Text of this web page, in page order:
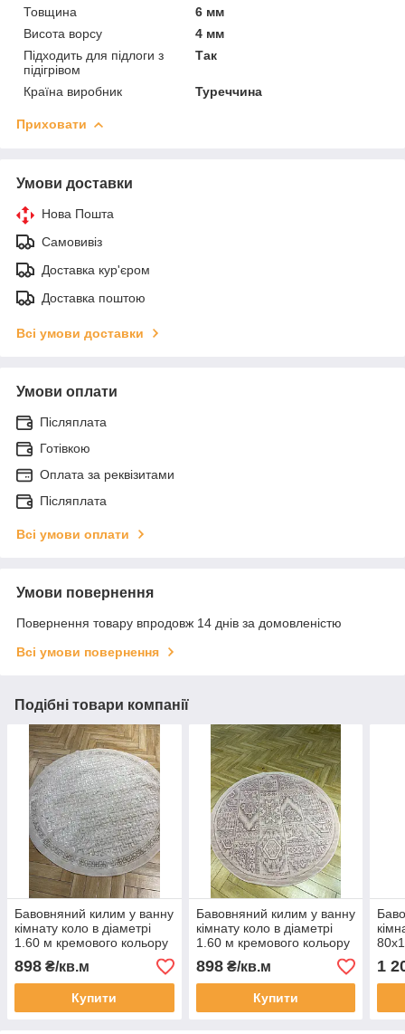
Товщина
6 мм
Висота ворсу
4 мм
Підходить для підлоги з
підігрівом
Так
Країна виробник Туреччина
Приховати
Умови доставки
Нова Пошта
Самовивіз
Доставка кур'єром
Доставка поштою
Всі умови доставки
Умови оплати
Післяплата
Готівкою
Оплата за реквізитами
Післяплата
Всі умови оплати
Умови повернення
Повернення товару впродовж 14 днів за домовленістю
Всі умови повернення
Подібні товари компанії
Бавовняний килим у ванну
кімнату коло в діаметрі
1.60 м кремового кольору
898 ₴/кв.м
Купити
Бавовняний килим у ванну
кімнату коло в діаметрі
1.60 м кремового кольору
898₴/кв.м
Купити
1